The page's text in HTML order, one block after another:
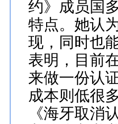
约》成员国
特点。 她认
现，同时也
表明，目前
来做一份认
成本则低很
《海牙取消